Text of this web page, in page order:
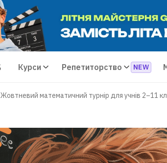
Курси Репетиторство
Жовтневий математичний турнір для учнів 2–11